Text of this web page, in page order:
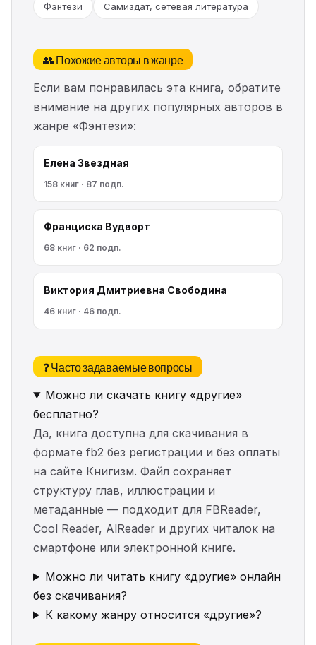
Фэнтези Самиздат, сетевая литература
👥 Похожие авторы в жанре
Если вам понравилась эта книга, обратите
внимание на других популярных авторов в
жанре «Фэнтези»:
Елена Звездная
158 книг · 87 подп.
Франциска Вудворт
68 книг · 62 подп.
Виктория Дмитриевна Свободина
46 книг · 46 подп.
❓ Часто задаваемые вопросы
Можно ли скачать книгу «другие»
бесплатно?
Да, книга доступна для скачивания в
формате fb2 без регистрации и без оплаты
на сайте Книгизм. Файл сохраняет
структуру глав, иллюстрации и
метаданные — подходит для FBReader,
Cool Reader, AlReader и других читалок на
смартфоне или электронной книге.
Можно ли читать книгу «другие» онлайн
без скачивания?
К какому жанру относится «другие»?